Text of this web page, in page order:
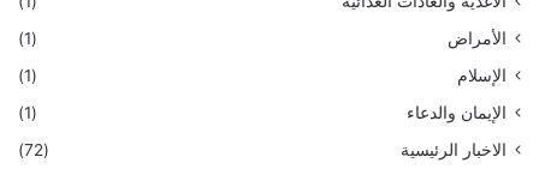
الأمراض
(1)
الإسلام
(1)
الإيمان والدعاء
(1)
الاخبار الرئيسية
(72)